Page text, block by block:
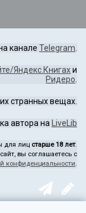
канале Telegram
Яндекс.Книгахи
Ридеро
странных вещах.
автора на LiveLib
для лиц старше 18 лет.
вы соглашаетесь с
конфиденциальности.